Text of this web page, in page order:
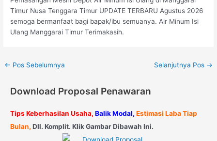
Timur Nusa Tenggara Timur UPDATE TERBARU Agustus 2026
semoga bermanfaat bagi bapak/ibu semuanya. Air Minum Isi
Ulang Manggarai Timur Terimakasih.
← Pos Sebelumnya Selanjutnya Pos →
Download Proposal Penawaran
Tips Keberhasilan Usaha, Balik Modal, Estimasi Laba Tiap
Bulan, Dll. Komplit. Klik Gambar Dibawah Ini.